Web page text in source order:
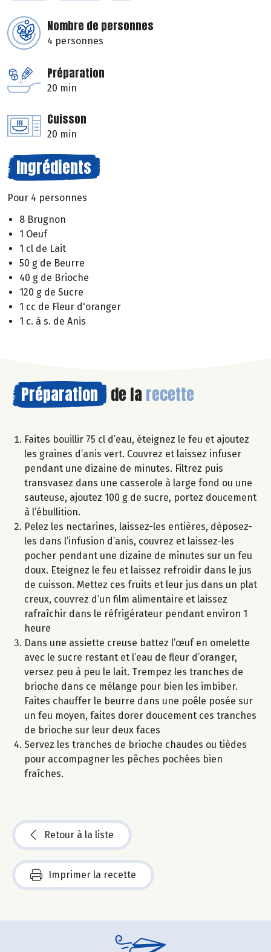
Nombre de personnes
4 personnes
Préparation
20 min
Cuisson
20 min
Ingrédients
Pour 4 personnes
8 Brugnon
1 Oeuf
1 cl de Lait
50 g de Beurre
40 g de Brioche
120 g de Sucre
1 cc de Fleur d'oranger
1 c. à s. de Anis
Préparation de la recette
Faites bouillir 75 cl d’eau, éteignez le feu et ajoutez
les graines d’anis vert. Couvrez et laissez infuser
pendant une dizaine de minutes. Filtrez puis
transvasez dans une casserole à large fond ou une
sauteuse, ajoutez 100 g de sucre, portez doucement
à l’ébullition.
Pelez les nectarines, laissez-les entières, déposez-
les dans l’infusion d’anis, couvrez et laissez-les
pocher pendant une dizaine de minutes sur un feu
doux. Eteignez le feu et laissez refroidir dans le jus
de cuisson. Mettez ces fruits et leur jus dans un plat
creux, couvrez d’un film alimentaire et laissez
rafraîchir dans le réfrigérateur pendant environ 1
heure
Dans une assiette creuse battez l’œuf en omelette
avec le sucre restant et l’eau de fleur d’oranger,
versez peu à peu le lait. Trempez les tranches de
brioche dans ce mélange pour bien les imbiber.
Faites chauffer le beurre dans une poêle posée sur
un feu moyen, faites dorer doucement ces tranches
de brioche sur leur deux faces
Servez les tranches de brioche chaudes ou tièdes
pour accompagner les pêches pochées bien
fraîches.
Retour à la liste
Imprimer la recette